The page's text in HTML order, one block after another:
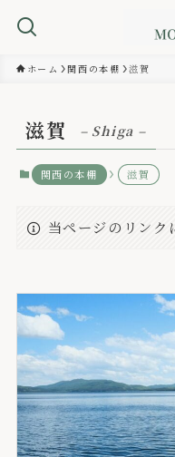
ホーム 関西の本棚 滋賀
滋賀 – Shiga –
関西の本棚 滋賀
当ページのリンク